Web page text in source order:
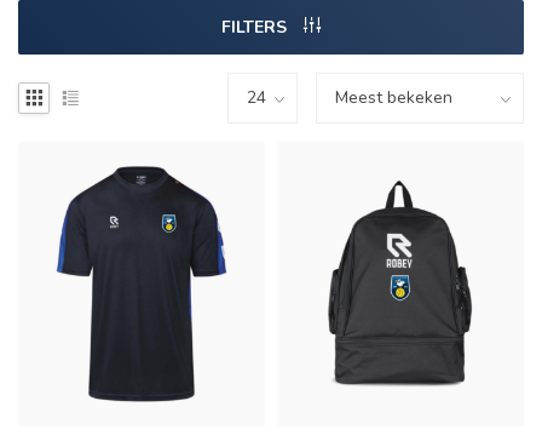
FILTERS